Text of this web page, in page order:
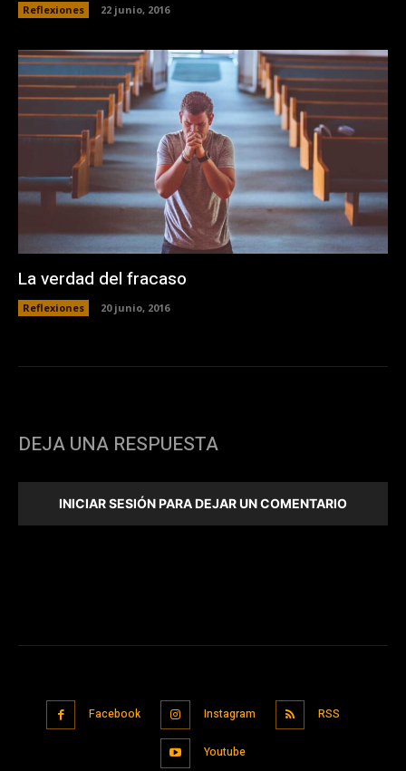
Reflexiones 22 junio, 2016
La verdad del fracaso
Reflexiones 20 junio, 2016
DEJA UNA RESPUESTA
INICIAR SESIÓN PARA DEJAR UN COMENTARIO
Facebook Instagram RSS
Youtube